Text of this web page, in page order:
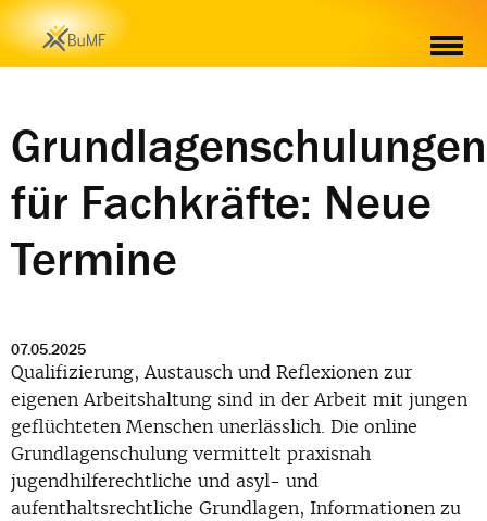
Grundlagenschulungen
für Fachkräfte: Neue
Termine
07.05.2025
Qualifizierung, Austausch und Reflexionen zur
eigenen Arbeitshaltung sind in der Arbeit mit jungen
geflüchteten Menschen unerlässlich. Die online
Grundlagenschulung vermittelt praxisnah
jugendhilferechtliche und asyl- und
aufenthaltsrechtliche Grundlagen, Informationen zu